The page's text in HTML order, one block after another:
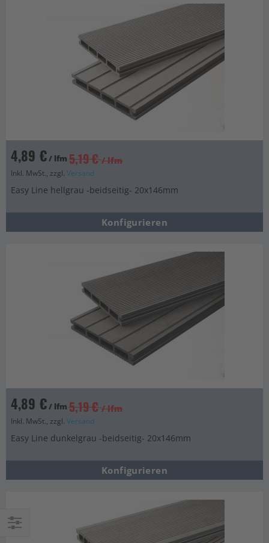
4,89 €/ lfm 5,19 € / lfm
Inkl. MwSt., zzgl. Versand
Easy Line hellgrau -beidseitig- 20x146mm
Konfigurieren
4,89 €/ lfm 5,19 € / lfm
Inkl. MwSt., zzgl. Versand
Easy Line dunkelgrau -beidseitig- 20x146mm
Konfigurieren
Einkaufsoptionen